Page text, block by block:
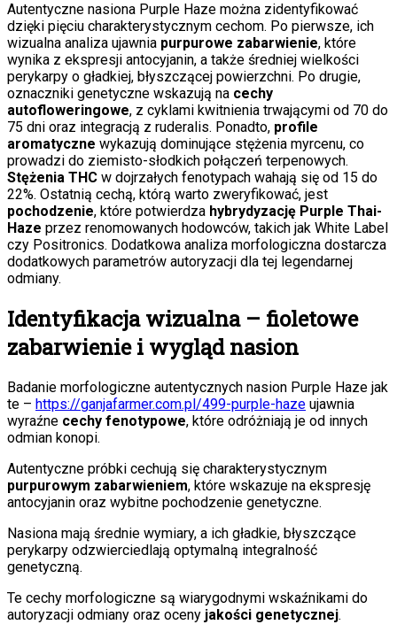
Autentyczne nasiona Purple Haze można zidentyfikować
dzięki pięciu charakterystycznym cechom. Po pierwsze, ich
wizualna analiza ujawnia purpurowe zabarwienie, które
wynika z ekspresji antocyjanin, a także średniej wielkości
perykarpy o gładkiej, błyszczącej powierzchni. Po drugie,
oznaczniki genetyczne wskazują na cechy
autofloweringowe, z cyklami kwitnienia trwającymi od 70 do
75 dni oraz integracją z ruderalis. Ponadto, profile
aromatyczne wykazują dominujące stężenia myrcenu, co
prowadzi do ziemisto-słodkich połączeń terpenowych.
Stężenia THC w dojrzałych fenotypach wahają się od 15 do
22%. Ostatnią cechą, którą warto zweryfikować, jest
pochodzenie, które potwierdza hybrydyzację Purple Thai-
Haze przez renomowanych hodowców, takich jak White Label
czy Positronics. Dodatkowa analiza morfologiczna dostarcza
dodatkowych parametrów autoryzacji dla tej legendarnej
odmiany.
Identyfikacja wizualna – fioletowe
zabarwienie i wygląd nasion
Badanie morfologiczne autentycznych nasion Purple Haze jak
te – https://ganjafarmer.com.pl/499-purple-haze ujawnia
wyraźne cechy fenotypowe, które odróżniają je od innych
odmian konopi.
Autentyczne próbki cechują się charakterystycznym
purpurowym zabarwieniem, które wskazuje na ekspresję
antocyjanin oraz wybitne pochodzenie genetyczne.
Nasiona mają średnie wymiary, a ich gładkie, błyszczące
perykarpy odzwierciedlają optymalną integralność
genetyczną.
Te cechy morfologiczne są wiarygodnymi wskaźnikami do
autoryzacji odmiany oraz oceny jakości genetycznej.